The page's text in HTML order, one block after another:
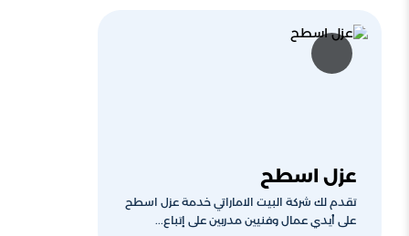
عزل اسطح
تقدم لك شركة البيت الاماراتي خدمة عزل اسطح
على أيدي عمال وفنيين مدربين على إتباع...